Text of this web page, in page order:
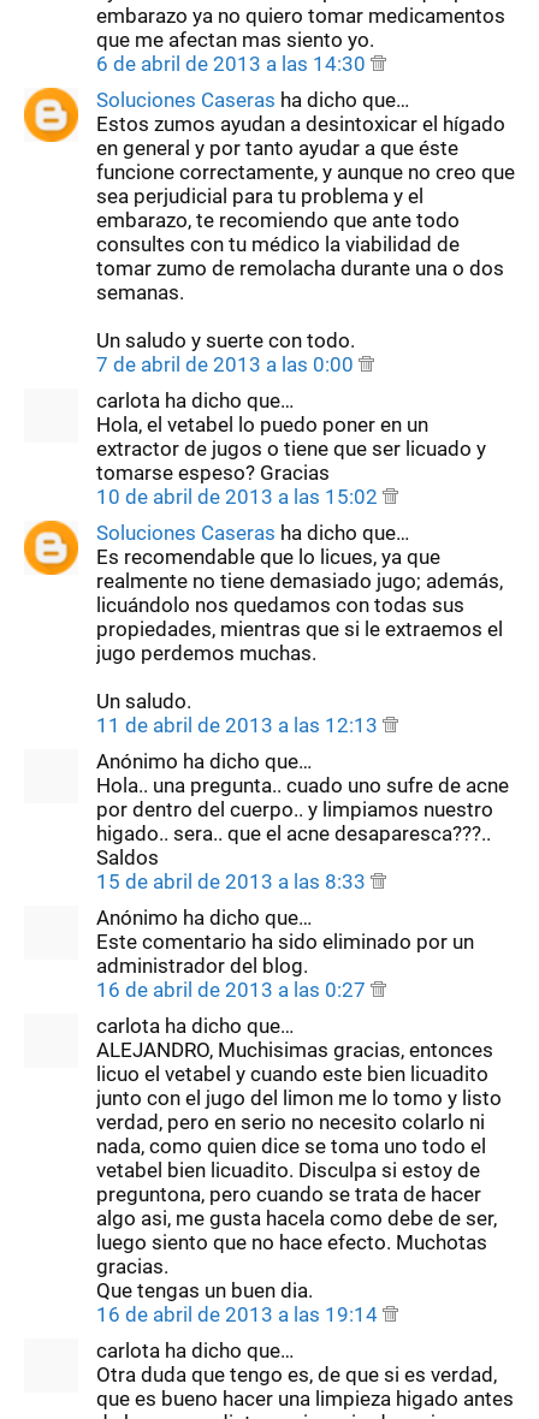
embarazo ya no quiero tomar medicamentos
que me afectan mas siento yo.
6 de abril de 2013 a las 14:30
Soluciones Caseras ha dicho que…
Estos zumos ayudan a desintoxicar el hígado
en general y por tanto ayudar a que éste
funcione correctamente, y aunque no creo que
sea perjudicial para tu problema y el
embarazo, te recomiendo que ante todo
consultes con tu médico la viabilidad de
tomar zumo de remolacha durante una o dos
semanas.
Un saludo y suerte con todo.
7 de abril de 2013 a las 0:00
carlota ha dicho que…
Hola, el vetabel lo puedo poner en un
extractor de jugos o tiene que ser licuado y
tomarse espeso? Gracias
10 de abril de 2013 a las 15:02
Soluciones Caseras ha dicho que…
Es recomendable que lo licues, ya que
realmente no tiene demasiado jugo; además,
licuándolo nos quedamos con todas sus
propiedades, mientras que si le extraemos el
jugo perdemos muchas.
Un saludo.
11 de abril de 2013 a las 12:13
Anónimo ha dicho que…
Hola.. una pregunta.. cuado uno sufre de acne
por dentro del cuerpo.. y limpiamos nuestro
higado.. sera.. que el acne desaparesca???..
Saldos
15 de abril de 2013 a las 8:33
Anónimo ha dicho que…
Este comentario ha sido eliminado por un
administrador del blog.
16 de abril de 2013 a las 0:27
carlota ha dicho que…
ALEJANDRO, Muchisimas gracias, entonces
licuo el vetabel y cuando este bien licuadito
junto con el jugo del limon me lo tomo y listo
verdad, pero en serio no necesito colarlo ni
nada, como quien dice se toma uno todo el
vetabel bien licuadito. Disculpa si estoy de
preguntona, pero cuando se trata de hacer
algo asi, me gusta hacela como debe de ser,
luego siento que no hace efecto. Muchotas
gracias.
Que tengas un buen dia.
16 de abril de 2013 a las 19:14
carlota ha dicho que…
Otra duda que tengo es, de que si es verdad,
que es bueno hacer una limpieza higado antes